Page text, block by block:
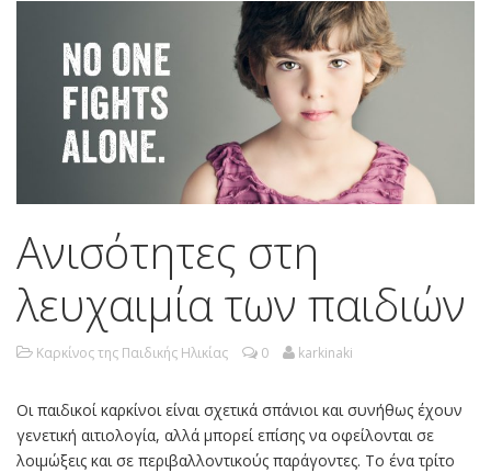
Ανισότητες στη
λευχαιμία των παιδιών
Καρκίνος της Παιδικής Ηλικίας 0 karkinaki
Οι παιδικοί καρκίνοι είναι σχετικά σπάνιοι και συνήθως έχουν
γενετική αιτιολογία, αλλά μπορεί επίσης να οφείλονται σε
λοιμώξεις και σε περιβαλλοντικούς παράγοντες. Το ένα τρίτο